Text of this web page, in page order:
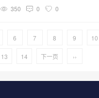
350 0 0
6 7 8 9 10
13 14 下一页 ››